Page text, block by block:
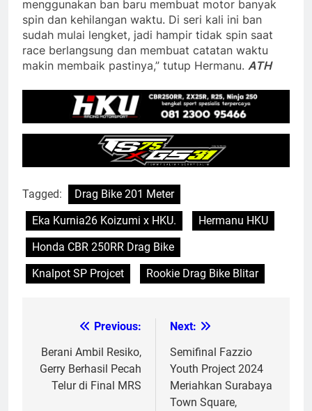
menggunakan ban baru membuat motor banyak
spin dan kehilangan waktu. Di seri kali ini ban
sudah mulai lengket, jadi hampir tidak spin saat
race berlangsung dan membuat catatan waktu
makin membaik pastinya,” tutup Hermanu. ATH
Tagged:
Drag Bike 201 Meter
Eka Kurnia26 Koizumi x HKU.
Hermanu HKU
Honda CBR 250RR Drag Bike
Knalpot SP Projcet
Rookie Drag Bike Blitar
navigation
Previous:
Berani Ambil Resiko,
Gerry Berhasil Pecah
Telur di Final MRS
Next:
Semifinal Fazzio
Youth Project 2024
Meriahkan Surabaya
Town Square,